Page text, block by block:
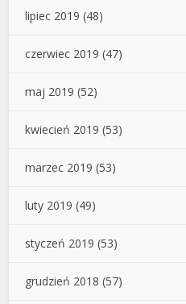
lipiec 2019 (48)
czerwiec 2019 (47)
maj 2019 (52)
kwiecień 2019 (53)
marzec 2019 (53)
luty 2019 (49)
styczeń 2019 (53)
grudzień 2018 (57)